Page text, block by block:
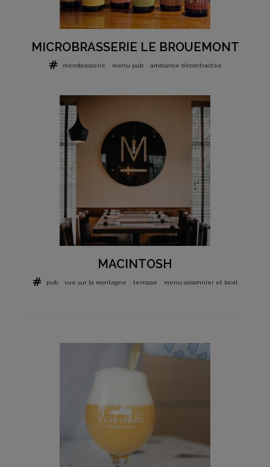
MICROBRASSERIE LE BROUEMONT
microbrasserie menu pub ambiance décontractée
MACINTOSH
pub vue sur la montagne terrasse menu saisonnier et local